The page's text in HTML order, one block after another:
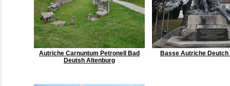
Autriche Carnuntum Petronell Bad
Deutsh Altenburg
Basse Autriche Deutch